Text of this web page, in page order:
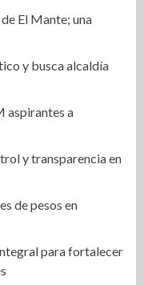
El Mante; una
y busca alcaldía
aspirantes a
y transparencia en
de pesos en
para fortalecer